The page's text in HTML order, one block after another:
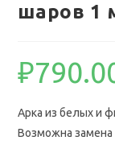
шаров 1
₽
Арка из белых и
Возможна замена